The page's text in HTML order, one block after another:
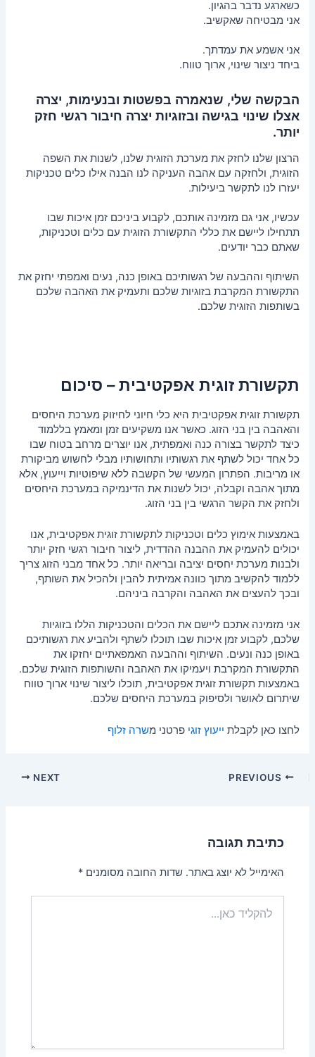
כשארגע נדבר בהגיון.
אני מבטיחה שאקשיב.
אני אשמע את עמדתך.
ביחד ניצור שינוי, ארוך טווח.
הבקשה שלי, שנאמרה בפשטות ובנעימות, יצרה
אצלו שינוי בגישה ובזוגיות יצרה חיבור רגשי חזק
יותר.
הרצון שלנו לחזק את מערכת הזוגית שלנו, לשנות את השפה
הזוגית, ולחזקה עם אהבה העניקה לנו הבנה אילו כלים טכניקות
יעזרו לנו לתקשר ביעילות.
עכשיו, אני גם מזמינה אותכם, לקבוע ביניכם זמן איכות שבו
תתחילו ליישם את כללי התקשורת הזוגית עם כלים וטכניקות,
שאתם כבר יודעים.
השיתוף וההבעה של רגשותיכם באופן כנה, נעים ואמפתי יחזק את
התקשורת המקרבת בזוגיות שלכם ותעמיק את האהבה שלכם
בשותפות הזוגית שלכם.
תקשורת זוגית אפקטיבית – סיכום
תקשורת זוגית אפקטיבית היא כלי חיוני לחיזוק מערכת היחסים
והאהבה בין בני הזוג. כאשר אנו משקיעים זמן ומאמץ בללמוד
כיצד לתקשר בצורה כנה ואמפתית, אנו יוצרים מרחב בטוח שבו
כל אחד יכול לשתף את רגשותיו ותחושותיו מבלי לחשוש מביקורת
או מריבות. הפתרון המעשי של הקשבה ללא שיפוטיות וייעוץ, אלא
מתוך אהבה וקבלה, יכול לשנות את הדינמיקה במערכת היחסים
ולחזק את הקשר הרגשי בין בני הזוג.
באמצעות אימוץ כלים וטכניקות לתקשורת זוגית אפקטיבית, אנו
יכולים להעמיק את ההבנה ההדדית, ליצור חיבור רגשי חזק יותר
ולבנות מערכת יחסים יציבה ובריאה יותר. כל אחד מבני הזוג צריך
ללמוד להקשיב מתוך כוונה אמיתית להבין ולהכיל את השותף,
ובכך להעצים את האהבה והקרבה ביניהם.
אני מזמינה אתכם ליישם את הכלים והטכניקות הללו בזוגיות
שלכם, לקבוע זמן איכות שבו תוכלו לשתף ולהביע את רגשותיכם
באופן כנה ונעים. השיתוף וההבעה האמפאתיים יחזקו את
התקשורת המקרבת ויעמיקו את האהבה והשותפות הזוגית שלכם.
באמצעות תקשורת זוגית אפקטיבית, תוכלו ליצור שינוי ארוך טווח
שיתרום לאושר ולסיפוק במערכת היחסים שלכם.
לחצו כאן לקבלת ייעוץ זוגי פרטני משרה זלוף
NEXT
כתיבת תגובה
האימייל לא יוצג באתר. שדות החובה מסומנים*
כאן...